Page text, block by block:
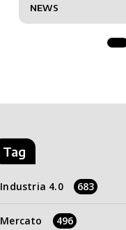
NEWS
Tag
Industria 4.0 683
Mercato 496